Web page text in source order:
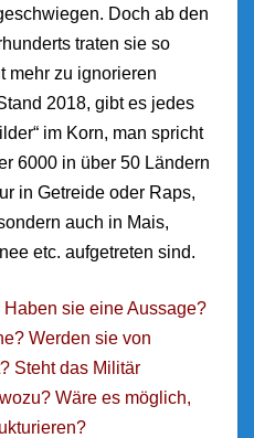
Doch ab den
traten sie so
mehr zu ignorieren
2018, gibt es jedes
im Korn, man spricht
6000 in über 50 Ländern
in Getreide oder Raps,
auch in Mais,
etc. aufgetreten sind.
sie eine Aussage?
Werden sie von
Steht das Militär
Wäre es möglich,